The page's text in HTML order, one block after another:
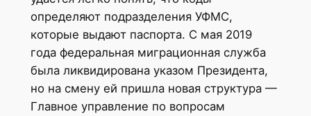
определяют подразделения УФМС,
которые выдают паспорта. С мая 2019
года федеральная миграционная служба
была ликвидирована указом Президента,
но на смену ей пришла новая структура —
Главное управление по вопросам